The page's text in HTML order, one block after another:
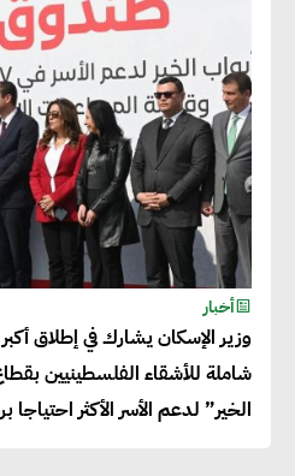
أخبار
وزير الإسكان يشارك في إطلاق
شاملة للأشقاء الفلسطينيين
الخير” لدعم الأسر الأكثر احتياجا